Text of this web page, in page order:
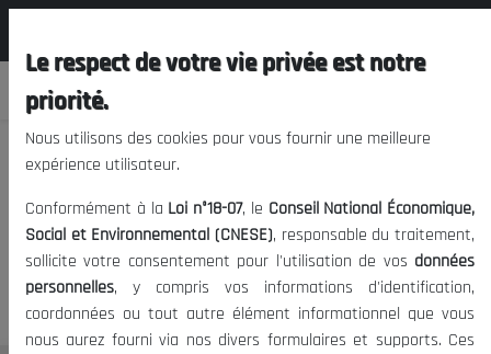
Nous vous prions de nous
excuser, mais l'accès à ce
contenu est restreint.
Le respect de votre vie privée est notre
priorité.
Nous utilisons des cookies pour vous fournir une meilleure
expérience utilisateur.
Conformément à la Loi n°18-07, le Conseil National Économique,
Social et Environnemental (CNESE), responsable du traitement,
sollicite votre consentement pour l'utilisation de vos données
personnelles, y compris vos informations d'identification,
coordonnées ou tout autre élément informationnel que vous
nous aurez fourni via nos divers formulaires et supports. Ces